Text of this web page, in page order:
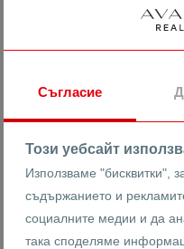
193799 €
379037.90 лв
ТРИСТАЕН
гр. Пловдив Кючук
Съгласие
Този уебсайт
Използваме "бисквитки",
съдържанието и
социалните медии и да
така споделяме